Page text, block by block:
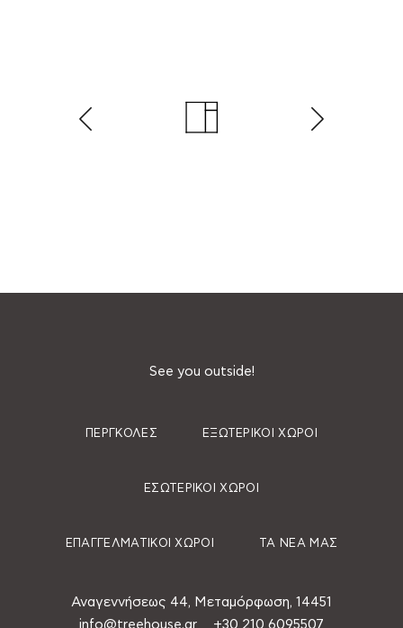
See you outside!
ΠΈΡΓΚΟΛΕΣ ΕΞΩΤΕΡΙΚΟΊ ΧΏΡΟΙ
ΕΣΩΤΕΡΙΚΟΊ ΧΏΡΟΙ
ΕΠΑΓΓΕΛΜΑΤΙΚΟΊ ΧΏΡΟΙ ΤΑ ΝΈΑ ΜΑΣ
Αναγεννήσεως 44, Μεταμόρφωση, 14451
info@treehouse.gr
+30 210 6095507